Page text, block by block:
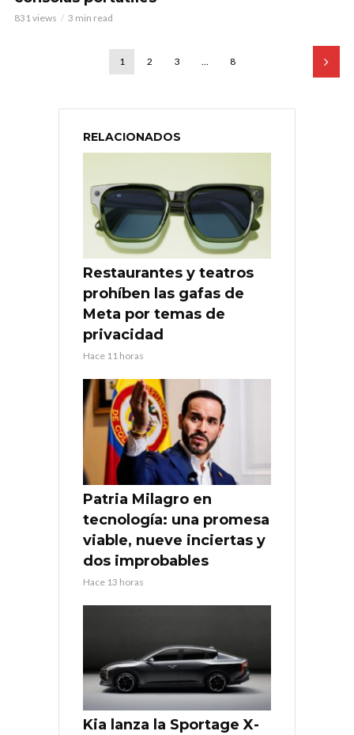
831 views 3 min read
1 2 3 … 8
RELACIONADOS
Restaurantes y teatros
prohíben las gafas de
Meta por temas de
privacidad
Hace 11 horas
Patria Milagro en
tecnología: una promesa
viable, nueve inciertas y
dos improbables
Hace 13 horas
Kia lanza la Sportage X-